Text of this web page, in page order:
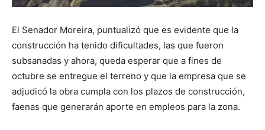
El Senador Moreira, puntualizó que es evidente que la
construcción ha tenido dificultades, las que fueron
subsanadas y ahora, queda esperar que a fines de
octubre se entregue el terreno y que la empresa que se
adjudicó la obra cumpla con los plazos de construcción,
faenas que generarán aporte en empleos para la zona.